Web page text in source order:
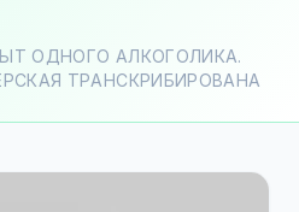
ОДНОГО АЛКОГОЛИКА.
ТРАНСКРИБИРОВАНА